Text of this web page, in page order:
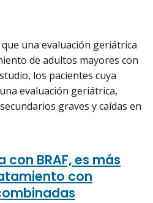
una evaluación geriátrica
de adultos mayores con
los pacientes cuya
evaluación geriátrica,
graves y caídas en
BRAF, es más
con